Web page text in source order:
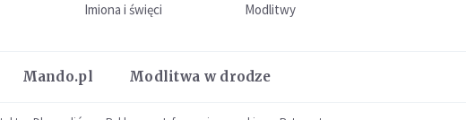
Imiona i święci Modlitwy
Mando.pl Modlitwa w drodze